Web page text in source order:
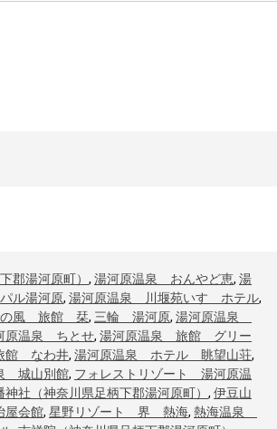
郡湯河原町） , 湯河原温泉 おんやど恵, 湯
ル湯河原, 湯河原温泉 川堰苑いすゞホテル,
の風 旅館 栞, 三輪 湯河原, 湯河原温泉
原温泉 ちとせ, 湯河原温泉 旅館 グリー
館 なわ井, 湯河原温泉 ホテル 眺望山荘,
城山別館, フォレストリゾート 湯河原温
神社（神奈川県足柄下郡湯河原町） , 伊豆山
会館, 星野リゾート 界 熱海, 熱海温泉